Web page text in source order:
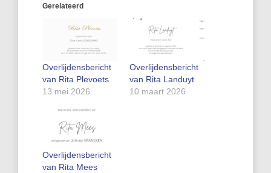
Gerelateerd
Overlijdensbericht
van Rita Plevoets
13 mei 2026
Overlijdensbericht
van Rita Landuyt
10 maart 2026
Overlijdensbericht
van Rita Mees